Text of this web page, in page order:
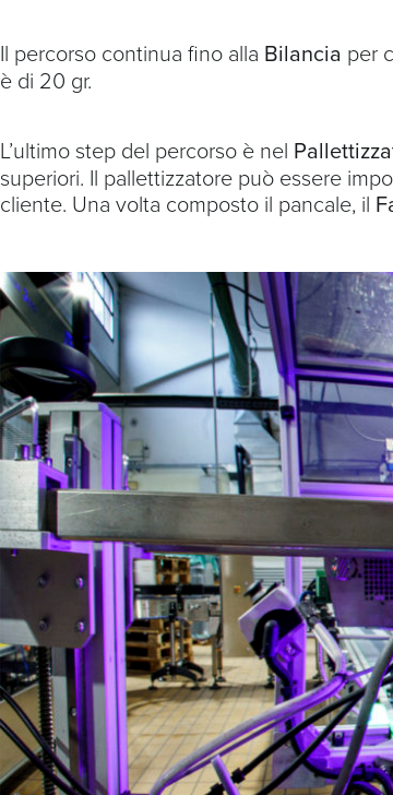
Il percorso continua fino alla Bilancia per
è di 20 gr.
L’ultimo step del percorso è nel
superiori. Il pallettizzatore può essere
cliente. Una volta composto il pancale, il